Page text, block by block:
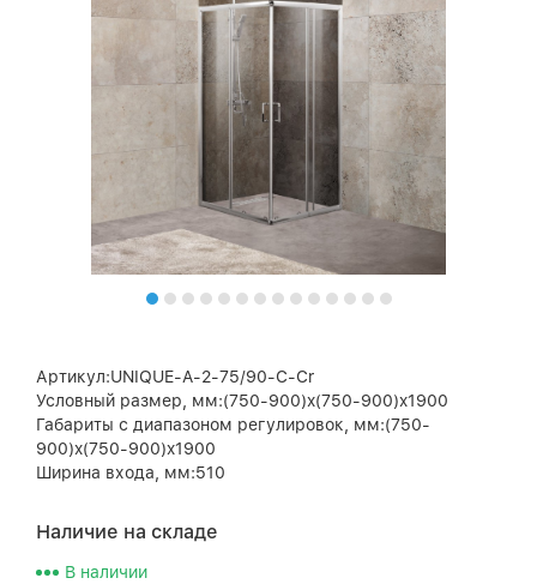
Артикул:UNIQUE-A-2-75/90-C-Cr
Условный размер, мм:(750-900)x(750-900)x1900
Габариты с диапазоном регулировок, мм:(750-
900)x(750-900)x1900
Ширина входа, мм:510
Наличие на складе
В наличии